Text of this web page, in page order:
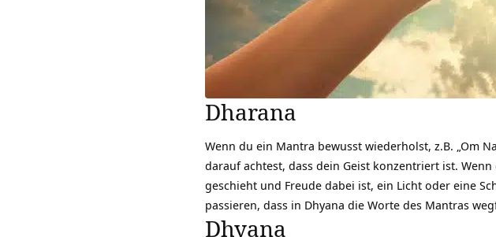
Dharana
Wenn du ein Mantra bewusst wiederholst, z.B. „Om
darauf achtest, dass dein Geist konzentriert ist.
geschieht und Freude dabei ist, ein Licht oder eine
passieren, dass in Dhyana die Worte des Mantras
Dhyana